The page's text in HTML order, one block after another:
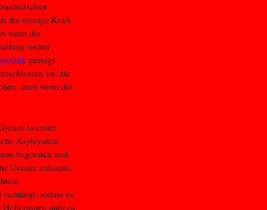
die einzige Kraft,
wenn die
weiter
gezeigt
ist, die
auch wenn die
in erster
Asylsystem
begonnen und
Grenze entsandt.
sodass es
nahezu